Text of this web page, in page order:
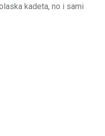
kadeta, no i sami